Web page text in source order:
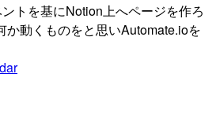
トを基にNotion上へページを作ろ
か動くものをと思いAutomate.ioを